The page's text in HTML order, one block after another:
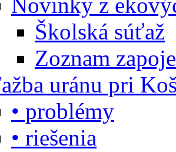
Školská súťaž
Zoznam
uránu pri
• problémy
• riešenia